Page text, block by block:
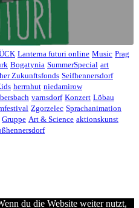
Lanterna futuri online Music Prag
Bogatynia SummerSpecial art
Zukunftsfonds Seifhennersdorf
herrnhut niedamirow
varnsdorf Konzert Löbau
Zgorzelec Sprachanimation
Gruppe Art & Science aktionskunst
du die Website weiter nutzt,